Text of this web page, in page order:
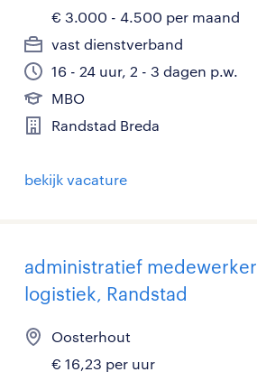
€ 3.000 - 4.500 per maand
vast dienstverband
16 - 24 uur, 2 - 3 dagen p.w.
MBO
Randstad Breda
bekijk vacature
administratief medewerker
logistiek, Randstad
Oosterhout
€ 16,23 per uur